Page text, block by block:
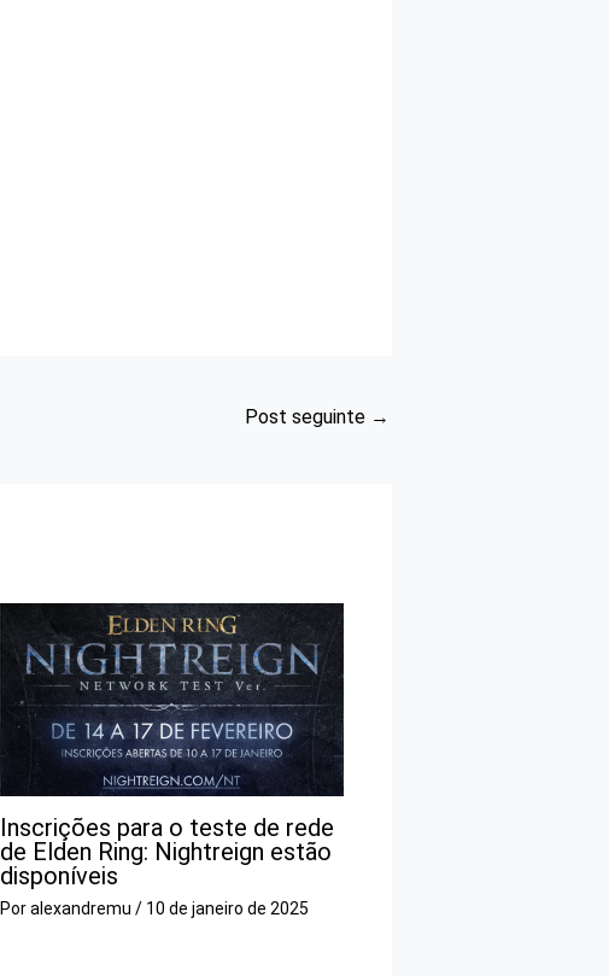
Post seguinte →
Inscrições para o teste de rede
de Elden Ring: Nightreign estão
disponíveis
Poralexandremu/ 10 de janeiro de 2025